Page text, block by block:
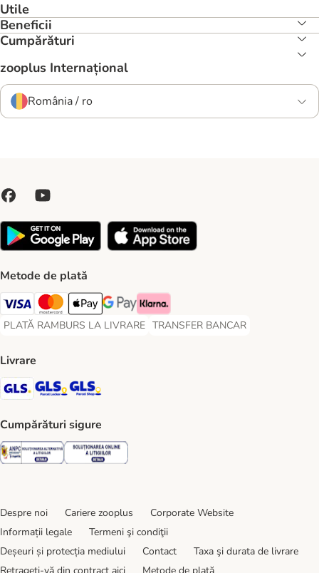
Utile
Beneficii
Cumpărături
zooplus Internațional
România / ro
Metode de plată
Visa Payment Method
Master Card Payment Method
Apple Pay Payment Method
Google Pay Payment Method
Klarna Payment Method
PLATĂ RAMBURS LA LIVRARE
PLATĂ RAMBURS LA LIVRARE Payment Method
TRANSFER BANCAR
TRANSFER BANCAR Payment
Livrare
GLS Shipping Method
GLS Locker Shipping Method
Cumpărături sigure
Security Security
Despre noi Cariere zooplus
Corporate Website
Informații legale
Termeni şi condiţii
Deșeuri și protecția mediului
Contact
Taxa şi durata de livrare